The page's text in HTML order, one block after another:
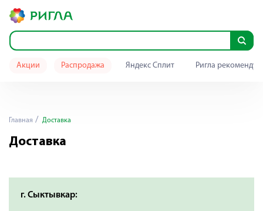
Акции Распродажа Яндекс Сплит Ригла
Главная Доставка
Доставка
г. Сыктывкар: